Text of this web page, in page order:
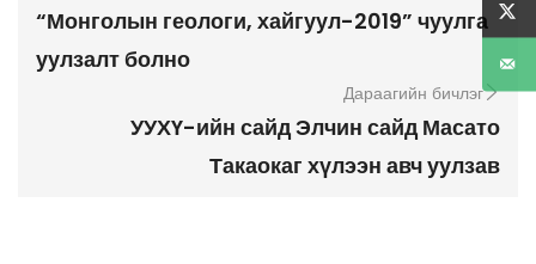
“Монголын геологи, хайгуул-2019” чуулга
уулзалт болно
Дараагийн бичлэг
УУХҮ-ийн сайд Элчин сайд Масато
Такаокаг хүлээн авч уулзав